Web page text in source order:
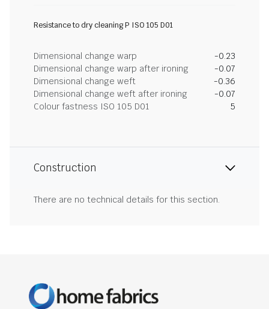
Resistance to dry cleaning P ISO 105 D01
Dimensional change warp
-0.23
Dimensional change warp after ironing
-0.07
Dimensional change weft
-0.36
Dimensional change weft after ironing
-0.07
Colour fastness ISO 105 D01
5
Construction
There are no technical details for this section.